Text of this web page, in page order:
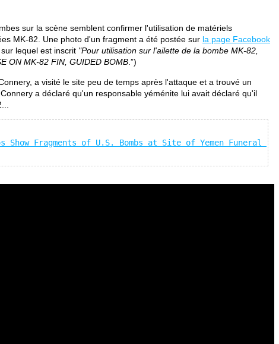
sur la scène semblent confirmer l'utilisation de matériels
MK-82. Une photo d'un fragment a été postée sur la page Facebook
lequel est inscrit "Pour utilisation sur l'ailette de la bombe MK-82,
ON MK-82 FIN, GUIDED BOMB .”)
a visité le site peu de temps après l'attaque et a trouvé un
a déclaré qu'un responsable yéménite lui avait déclaré qu'il
Show Fragments of U.S. Bombs at Site of Yemen Funeral